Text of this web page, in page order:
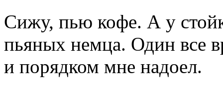
Сижу, пью кофе. А у
пьяных немца. Один все
и порядком мне надоел.